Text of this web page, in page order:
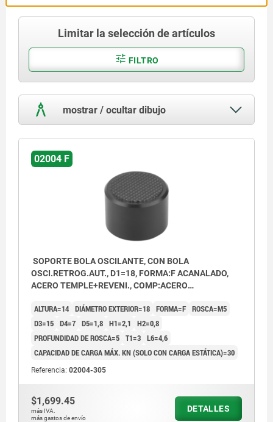
Limitar la selección de artículos
FILTRO
mostrar / ocultar dibujo
02004 F
SOPORTE BOLA OSCILANTE, CON BOLA
OSCI.RETROG.AUT., D1=18, FORMA:F ACANALADO,
ACERO TEMPLE+REVENI., COMP:ACERO
ALTURA=14 DIÁMETRO EXTERIOR=18 FORMA=F ROSCA=M5
D3=15 D4=7 D5=1,8 H1=2,1
H2=0,8
PROFUNDIDAD DE ROSCA=5 T1=3 L6=4,6
CAPACIDAD DE CARGA MÁX. KN (SOLO CON CARGA ESTÁTICA)=30
Referencia: 02004-305
$1,699.45
más IVA.
más gastos de envío
DETALLES